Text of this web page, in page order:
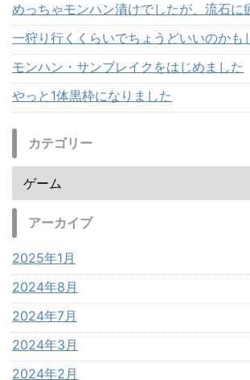
めっちゃモンハン漬けでしたが、流石に
一狩り行くくらいでちょうどいいのかも
モンハン・サンブレイクをはじめました
やっと1体黒枠になりました
カテゴリー
アーカイブ
2025年1月
2024年8月
2024年7月
2024年3月
2024年2月